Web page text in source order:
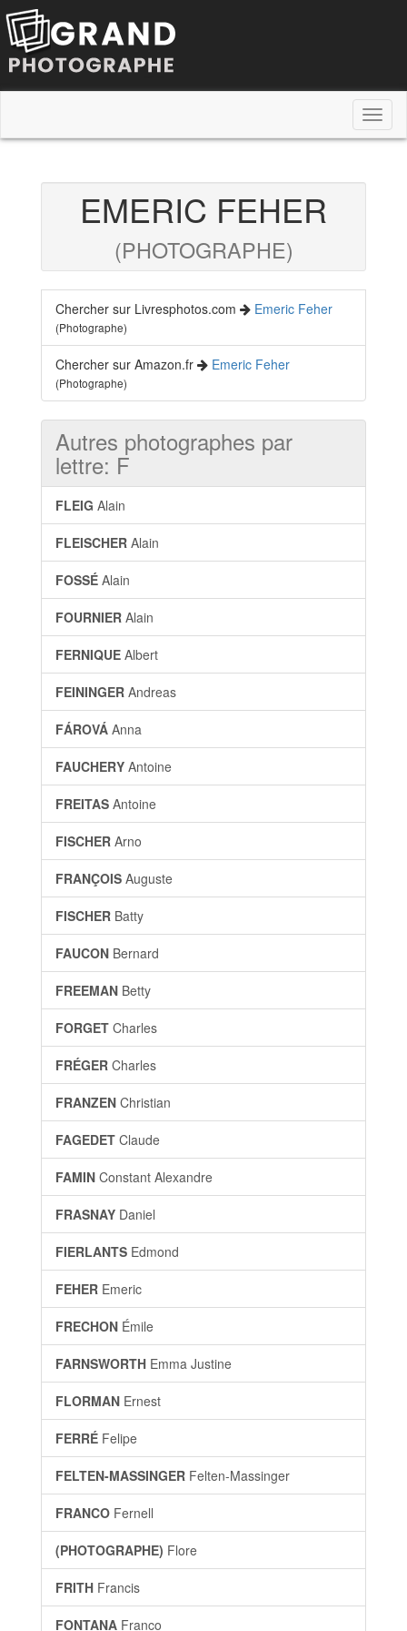
EMERIC FEHER
(PHOTOGRAPHE)
Chercher sur Livresphotos.com Emeric Feher
(Photographe)
Chercher sur Amazon.fr Emeric Feher
(Photographe)
Autres photographes par
lettre: F
FLEIG Alain
FLEISCHER Alain
FOSSÉ Alain
FOURNIER Alain
FERNIQUE Albert
FEININGER Andreas
FÁROVÁ Anna
FAUCHERY Antoine
FREITAS Antoine
FISCHER Arno
FRANÇOIS Auguste
FISCHER Batty
FAUCON Bernard
FREEMAN Betty
FORGET Charles
FRÉGER Charles
FRANZEN Christian
FAGEDET Claude
FAMIN Constant Alexandre
FRASNAY Daniel
FIERLANTS Edmond
FEHER Emeric
FRECHON Émile
FARNSWORTH Emma Justine
FLORMAN Ernest
FERRÉ Felipe
FELTEN-MASSINGER Felten-Massinger
FRANCO Fernell
(PHOTOGRAPHE) Flore
FRITH Francis
FONTANA Franco